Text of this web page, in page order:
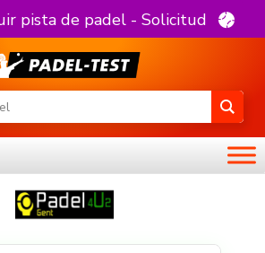
pista de padel - Solicitud